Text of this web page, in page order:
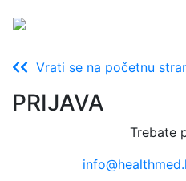
Vrati se na početnu
PRIJAVA
Trebate